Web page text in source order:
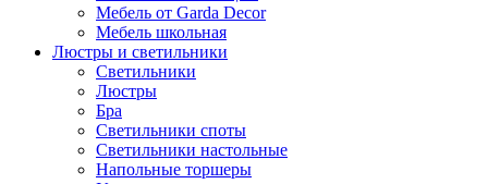
Мебель от Garda Decor
Мебель школьная
Люстры и светильники
Светильники
Люстры
Бра
Светильники споты
Светильники настольные
Напольные торшеры